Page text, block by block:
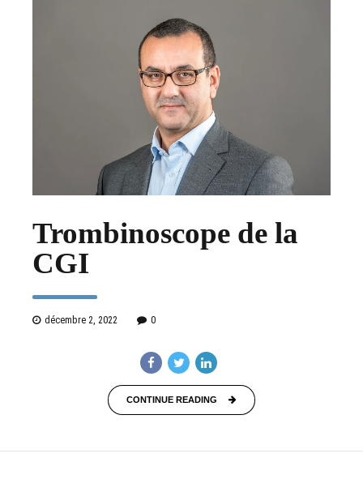
Trombinoscope de la
CGI
décembre 2, 2022 0
CONTINUE READING